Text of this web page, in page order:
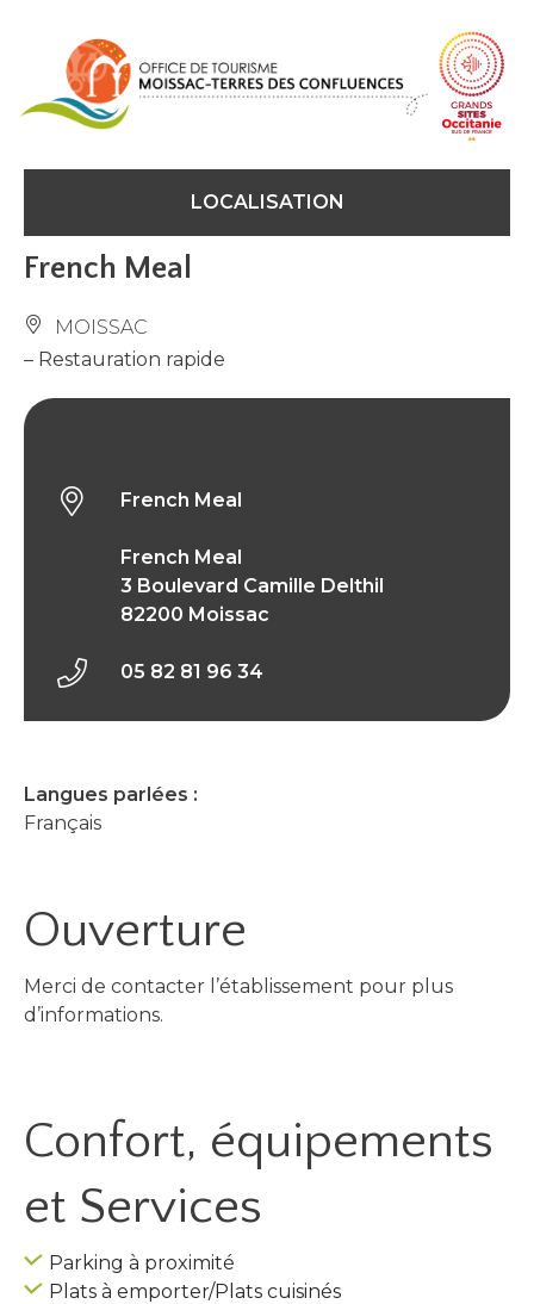
LOCALISATION
French Meal
MOISSAC
– Restauration rapide
Langues parlées :
Français
Ouverture
Merci de contacter l’établissement pour plus
d’informations.
Confort, équipements
et Services
Parking à proximité
Plats à emporter/Plats cuisinés
French Meal
French Meal
3 Boulevard Camille Delthil
82200 Moissac
05 82 81 96 34